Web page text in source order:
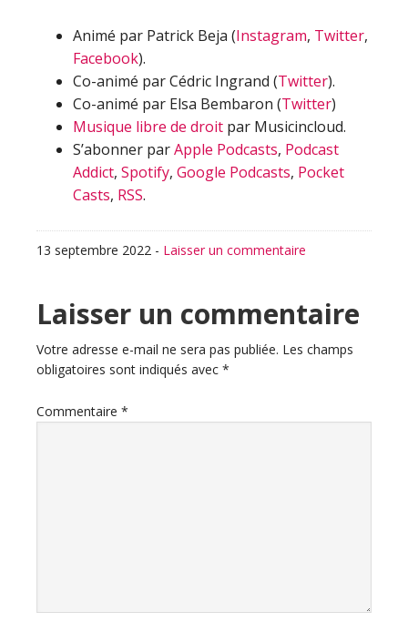
Animé par Patrick Beja (Instagram, Twitter,
Facebook).
Co-animé par Cédric Ingrand (Twitter).
Co-animé par Elsa Bembaron (Twitter)
Musique libre de droit par Musicincloud.
S’abonner parApple Podcasts, Podcast
Addict, Spotify, Google Podcasts, Pocket
Casts, RSS.
13 septembre 2022 - Laisser un commentaire
Interactions
du
lecteur
Laisser un commentaire
Votre adresse e-mail ne sera pas publiée. Les champs
obligatoires sont indiqués avec *
Commentaire *